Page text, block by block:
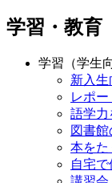
学習・教育
学習（学生
新入生
レポ
語学力
図書
本をた
自宅